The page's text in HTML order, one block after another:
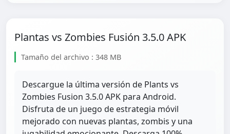
Plantas vs Zombies Fusión 3.5.0 APK
Tamaño del archivo : 348 MB
Descargue la última versión de Plants vs
Zombies Fusion 3.5.0 APK para Android.
Disfruta de un juego de estrategia móvil
mejorado con nuevas plantas, zombis y una